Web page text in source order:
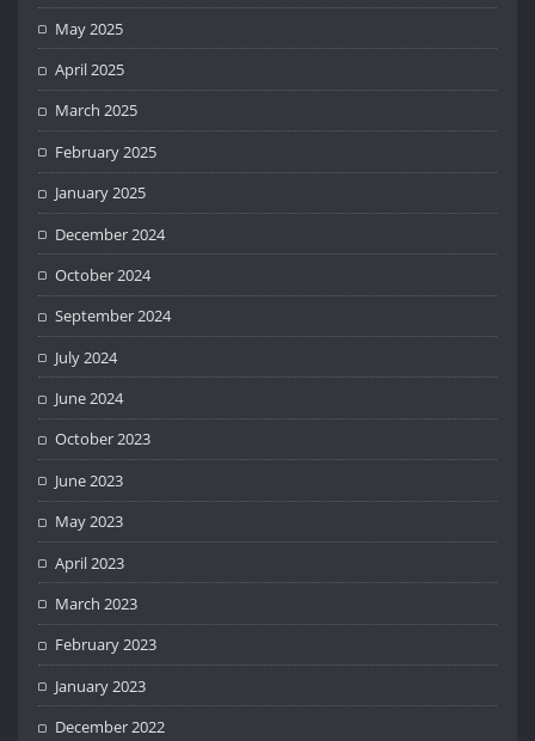
May 2025
April 2025
March 2025
February 2025
January 2025
December 2024
October 2024
September 2024
July 2024
June 2024
October 2023
June 2023
May 2023
April 2023
March 2023
February 2023
January 2023
December 2022